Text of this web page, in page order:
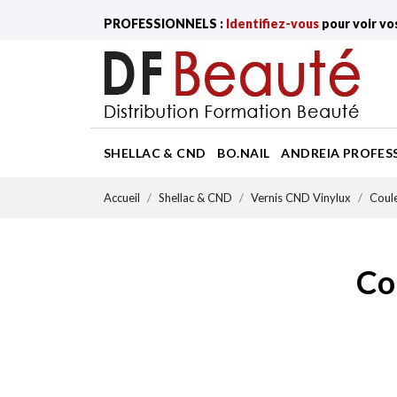
PROFESSIONNELS : Identifiez-vous pour voir
SHELLAC & CND BO.NAIL ANDREIA
Accueil Shellac & CND Vernis CND Vinylux